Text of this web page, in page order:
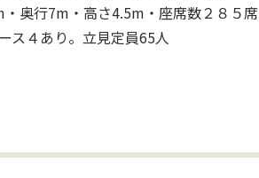
奥行7m・高さ4.5m・座席数２８５席
ス４あり。立見定員65人